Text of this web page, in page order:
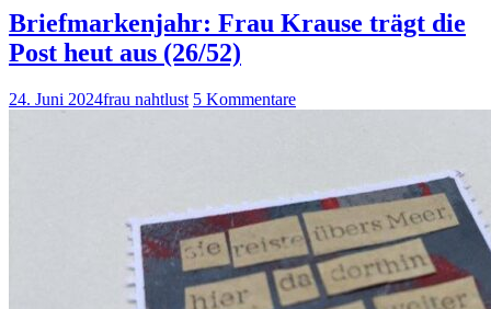
Briefmarkenjahr: Frau Krause trägt die
Post heut aus (26/52)
24. Juni 2024frau nahtlust 5 Kommentare